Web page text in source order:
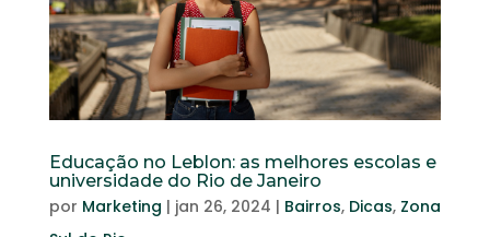
Educação no Leblon: as melhores escolas e
universidade do Rio de Janeiro
por Marketing | jan 26, 2024 | Bairros, Dicas, Zona